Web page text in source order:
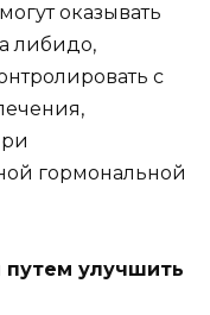
оказывать
либидо,
с
гормональной
улучшить